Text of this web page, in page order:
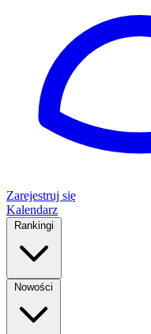
Zarejestruj się
Kalendarz
Rankingi
Nowości